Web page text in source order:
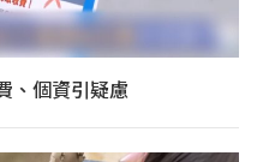
、個資引疑慮